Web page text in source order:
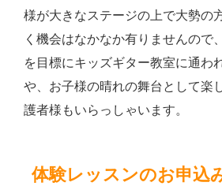
様が大きなステージの上で大勢の
く機会はなかなか有りませんので
を目標にキッズギター教室に通わ
や、お子様の晴れの舞台として楽
護者様もいらっしゃいます。
体験レッスンのお申込